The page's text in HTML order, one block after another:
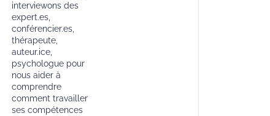
interviewons des
expert.es,
conférencier.es,
thérapeute,
auteur.ice,
psychologue pour
nous aider à
comprendre
comment travailler
ses compétences